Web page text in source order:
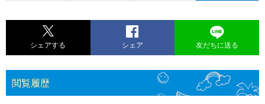
シェアする シェア 友だちに送る
閲覧履歴